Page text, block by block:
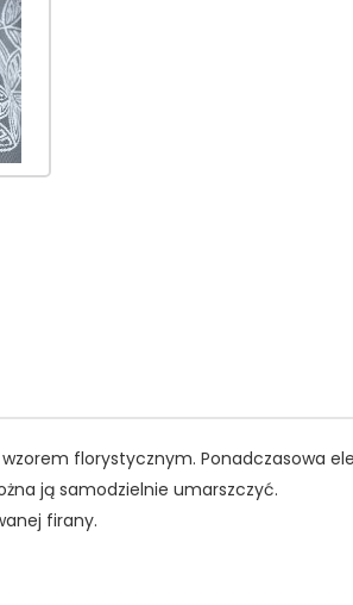
florystycznym. Ponadczasowa
ją samodzielnie umarszczyć.
firany.